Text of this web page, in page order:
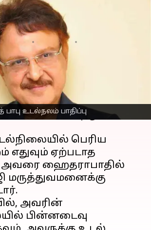
பாபு உடல்நலம் பாதிப்பு
கவலைக்கிடம்
V Apr 24, 2023
நடிகர்சரத் பாபு, உடல்
அழற்சி காரணமாக,
சிகிச்சை பெற்று
பெரிய
எதுவும் ஏற்படாத
அவரை ஹைதராபாதில்
மருத்துவமனைக்கு
அவரின்
பின்னடைவு